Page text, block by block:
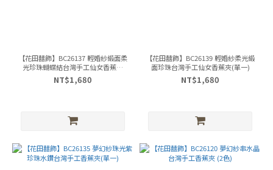
【花田囍飾】BC26137 輕婚紗緞面柔
光珍珠蝴蝶結台灣手工仙女香蕉夾
(單一)
NT$1,680
【花田囍飾】BC26139 輕婚紗柔光緞
面珍珠台灣手工仙女香蕉夾(單一)
NT$1,680